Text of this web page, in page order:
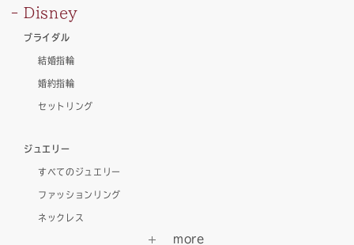
Disney
ブライダル
結婚指輪
婚約指輪
セットリング
ジュエリー
すべてのジュエリー
ファッションリング
ネックレス